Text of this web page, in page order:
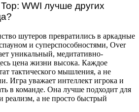
WWI лучше других
шутеров превратились в аркадные
и суперспособностями, Over
уникальный, медитативно-
цена жизни высока. Каждое
тактического мышления, а не
Игра уважает интеллект игрока и
в команде. Она лучше подходит для
реализм, а не просто быстрый